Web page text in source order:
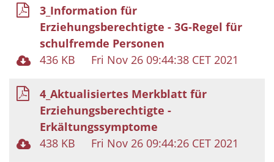
3_Information für
Erziehungsberechtigte - 3G-Regel für
schulfremde Personen
436 KB
Fri Nov 26 09:44:38 CET 2021
4_Aktualisiertes Merkblatt für
Erziehungsberechtigte -
Erkältungssymptome
438 KB
Fri Nov 26 09:44:26 CET 2021